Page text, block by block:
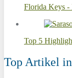
Florida Keys -
Top 5
Top Artikel